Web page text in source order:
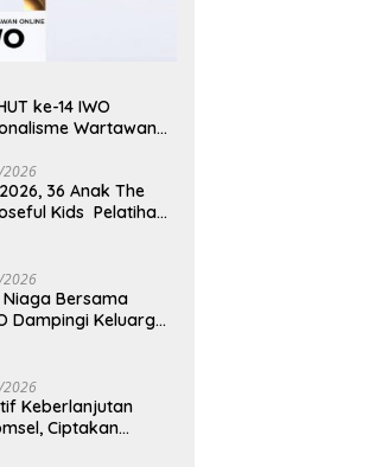
ke-14 IWO
Wartawan
36 Anak The
Kids Pelatihan
Niaga Bersama
Dampingi Keluarga
Keberlanjutan
Ciptakan